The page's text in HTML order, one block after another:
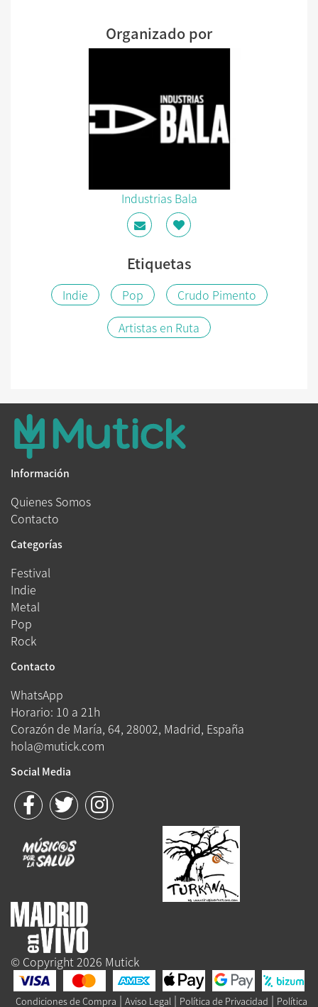
Organizado por
Industrias Bala
Etiquetas
Indie Pop
Crudo Pimento
Artistas en Ruta
Información
Quienes Somos
Contacto
Categorías
Festival
Indie
Metal
Pop
Rock
Contacto
WhatsApp
Horario: 10 a 21h
Corazón de María, 64, 28002, Madrid, España
hola@mutick.com
Social Media
© Copyright 2026 Mutick
Condiciones de Compra | Aviso Legal | Política de Privacidad | Política